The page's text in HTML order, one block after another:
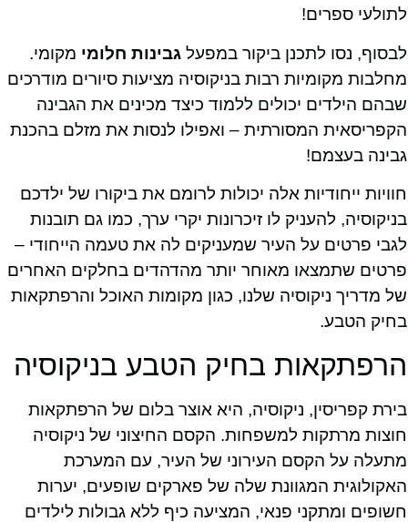
לתולעי ספרים!
לבסוף, נסו לתכנן ביקור במפעל גבינות חלומי מקומי.
מחלבות מקומיות רבות בניקוסיה מציעות סיורים מודרכים
שבהם הילדים יכולים ללמוד כיצד מכינים את הגבינה
הקפריסאית המסורתית – ואפילו לנסות את מזלם בהכנת
גבינה בעצמם!
חוויות ייחודיות אלה יכולות לרומם את ביקורו של ילדכם
בניקוסיה, להעניק לו זיכרונות יקרי ערך, כמו גם תובנות
לגבי פרטים על העיר שמעניקים לה את טעמה הייחודי –
פרטים שתמצאו מאוחר יותר מהדהדים בחלקים האחרים
של מדריך ניקוסיה שלנו, כגון מקומות האוכל והרפתקאות
בחיק הטבע.
הרפתקאות בחיק הטבע בניקוסיה
בירת קפריסין, ניקוסיה, היא אוצר בלום של הרפתקאות
חוצות מרתקות למשפחות. הקסם החיצוני של ניקוסיה
מתעלה על הקסם העירוני של העיר, עם המערכת
האקולוגית המגוונת שלה של פארקים שופעים, יערות
חשופים ומתקני פנאי, המציעה כיף ללא גבולות לילדים